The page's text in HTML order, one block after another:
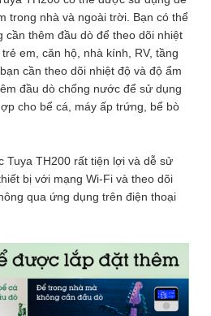
trong nhà và ngoài trời. Bạn có thể
cần thêm đầu dò để theo dõi nhiệt
em, căn hộ, nhà kính, RV, tầng
cần theo dõi nhiệt độ và độ ẩm
đầu dò chống nước để sử dụng
cho bể cá, máy ấp trứng, bể bò
Tuya TH200 rất tiện lợi và dễ sử
bị với mạng Wi-Fi và theo dõi
qua ứng dụng trên điện thoại
Nhiệt ẩm kế
cảnh báo đo
phòng RM Pro-
n